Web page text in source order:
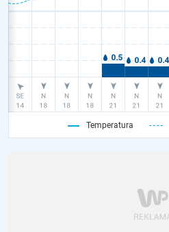
Temperatura